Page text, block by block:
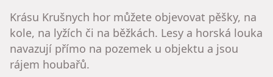
Krásu Krušnych hor můžete objevovat pěšky, na
kole, na lyžích či na běžkách. Lesy a horská louka
navazují přímo na pozemek u objektu a jsou
rájem houbařů.